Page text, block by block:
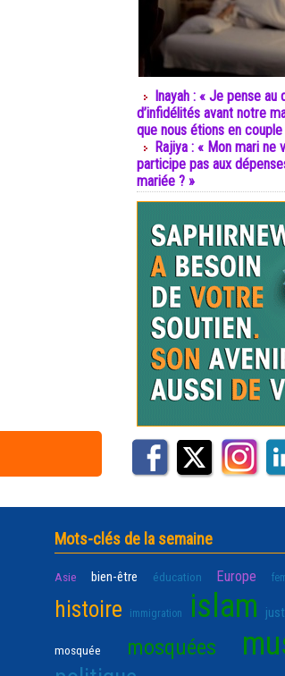
Inayah : « Je pense
d’infidélités avant notre
que nous étions en couple
Rajiya : « Mon mari ne
participe pas aux
mariée ? »
Mots-clés de la semaine
Asie bien-être éducation Europe
histoire immigration islam
mosquée mosquées